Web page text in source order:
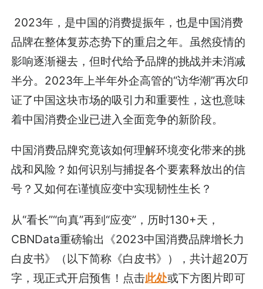
2023年，是中国的消费提振年，也是中国消费
品牌在整体复苏态势下的重启之年。虽然疫情的
影响逐渐褪去，但时代给予品牌的挑战并未消减
半分。2023年上半年外企高管的“访华潮”再次印
证了中国这块市场的吸引力和重要性，这也意味
着中国消费企业已进入全面竞争的新阶段。
中国消费品牌究竟该如何理解环境变化带来的挑
战和风险？如何识别与捕捉各个要素释放出的信
号？又如何在谨慎应变中实现韧性生长？
从“看长”“向真”再到“应变”，历时130+天，
CBNData重磅输出《2023中国消费品牌增长力
白皮书》（以下简称《白皮书》），共计超20万
字，现正式开启预售！点击此处或下方图片即可